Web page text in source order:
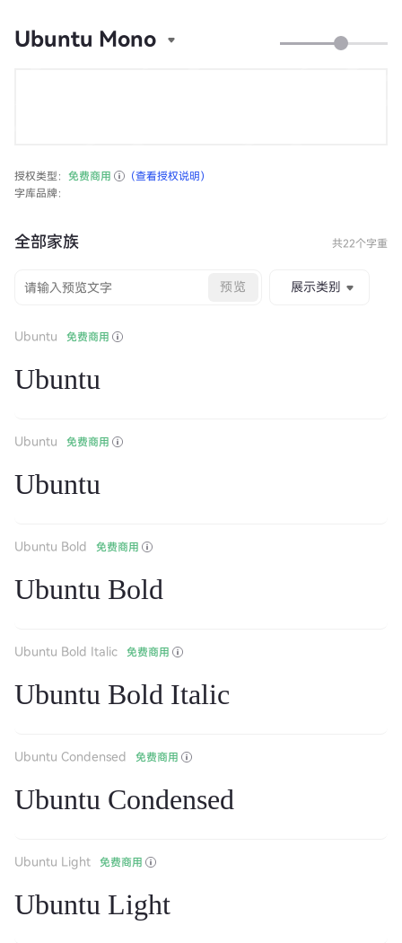
Ubuntu Mono
授权类型： 免费商用
（查看授权说明）
字库品牌：
全部家族 共22个字重
预览 展示类别
Ubuntu 免费商用
Ubuntu
Ubuntu 免费商用
Ubuntu
Ubuntu Bold 免费商用
Ubuntu Bold
Ubuntu Bold Italic 免费商用
Ubuntu Bold Italic
Ubuntu Condensed 免费商用
Ubuntu Condensed
Ubuntu Light 免费商用
Ubuntu Light